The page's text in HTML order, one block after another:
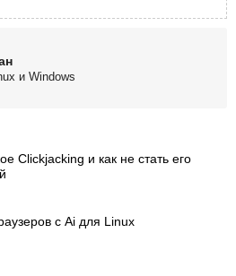
и Windows
Clickjacking и как не стать его
с Ai для Linux